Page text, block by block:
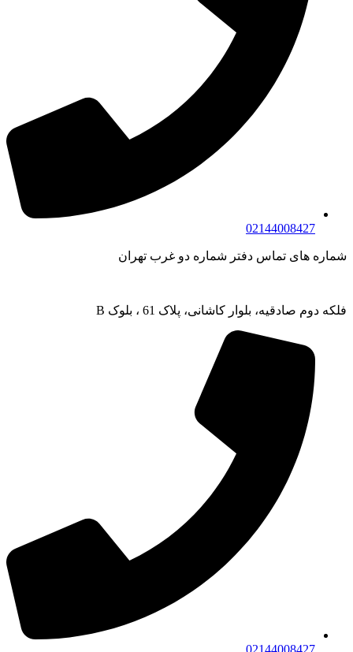
02144008427
شماره های تماس دفتر شماره دو غرب تهران
فلکه دوم صادقیه، بلوار کاشانی، پلاک 61 ، بلوک B
02144008427